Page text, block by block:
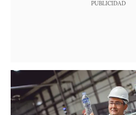
PUBLICIDAD